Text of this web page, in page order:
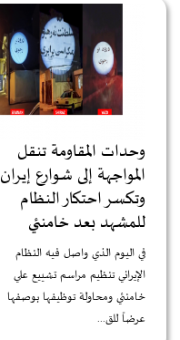
وحدات المقاومة تنقل
المواجهة إلى شوارع إيران
وتكسر احتكار النظام
للمشهد بعد خامنئي
في اليوم الذي واصل فيه النظام
الإيراني تنظيم مراسم تشييع علي
خامنئي ومحاولة توظيفها بوصفها
عرضاً للق...